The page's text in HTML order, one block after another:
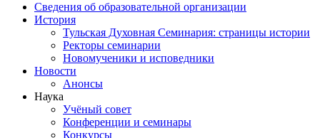
Сведения об образовательной организации
История
Тульская Духовная Семинария: страницы истории
Ректоры семинарии
Новомученики и исповедники
Новости
Анонсы
Наука
Учёный совет
Конференции и семинары
Конкурсы